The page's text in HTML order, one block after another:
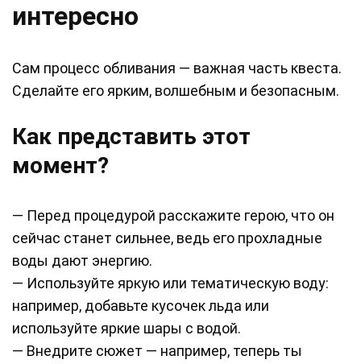
интересно
Сам процесс обливания — важная часть квеста.
Сделайте его ярким, волшебным и безопасным.
Как представить этот
момент?
— Перед процедурой расскажите герою, что он
сейчас станет сильнее, ведь его прохладные
воды дают энергию.
— Используйте яркую или тематическую воду:
например, добавьте кусочек льда или
используйте яркие шары с водой.
— Внедрите сюжет — например, теперь ты